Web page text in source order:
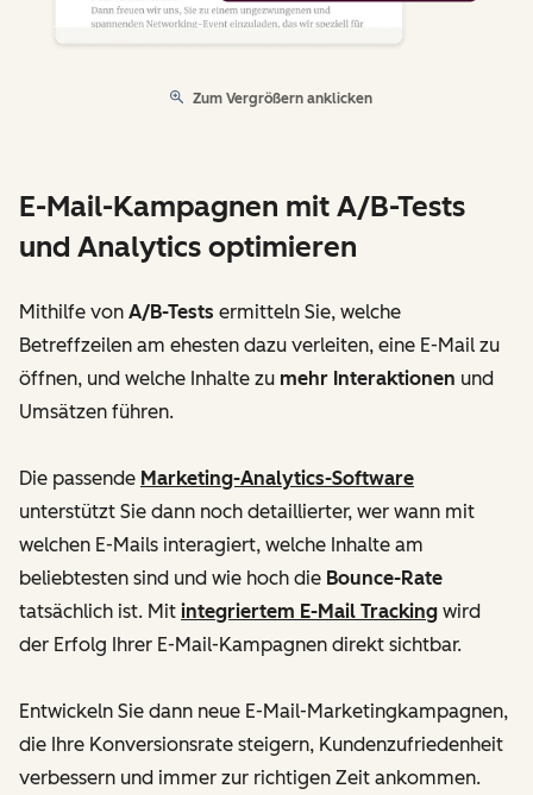
Zum Vergrößern anklicken
E-Mail-Kampagnen mit A/B-Tests
und Analytics optimieren
Mithilfe von A/B-Tests ermitteln Sie, welche
Betreffzeilen am ehesten dazu verleiten, eine E-Mail zu
öffnen, und welche Inhalte zu mehr Interaktionen und
Umsätzen führen.
Die passende Marketing-Analytics-Software
unterstützt Sie dann noch detaillierter, wer wann mit
welchen E-Mails interagiert, welche Inhalte am
beliebtesten sind und wie hoch die Bounce-Rate
tatsächlich ist. Mit integriertem E-Mail Tracking wird
der Erfolg Ihrer E-Mail-Kampagnen direkt sichtbar.
Entwickeln Sie dann neue E-Mail-Marketingkampagnen,
die Ihre Konversionsrate steigern, Kundenzufriedenheit
verbessern und immer zur richtigen Zeit ankommen.